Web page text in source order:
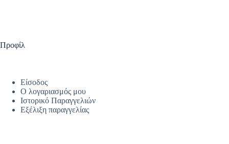
Προφίλ
Είσοδος
Ο λογαριασμός μου
Ιστορικό Παραγγελιών
Εξέλιξη παραγγελίας